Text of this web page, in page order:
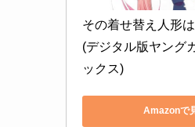
その着せ替え人形
(デジタル版ヤング
ックス)
Amazonで